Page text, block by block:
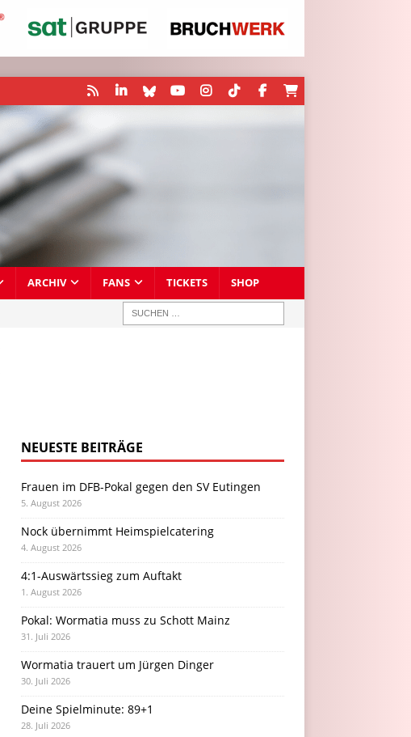
ARCHIV FANS TICKETS SHOP
NEUESTE BEITRÄGE
Frauen im DFB-Pokal gegen den SV Eutingen
5. August 2026
Nock übernimmt Heimspielcatering
4. August 2026
4:1-Auswärtssieg zum Auftakt
1. August 2026
Pokal: Wormatia muss zu Schott Mainz
31. Juli 2026
Wormatia trauert um Jürgen Dinger
30. Juli 2026
Deine Spielminute: 89+1
28. Juli 2026